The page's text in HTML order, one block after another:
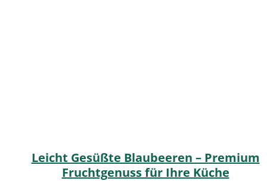
Leicht Gesüßte Blaubeeren – Premium
Fruchtgenuss für Ihre Küche